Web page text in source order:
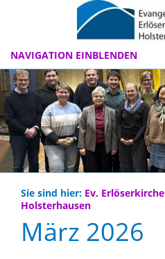
NAVIGATION EINBLENDEN
Sie sind hier: Ev.
Holsterhausen
März 2026